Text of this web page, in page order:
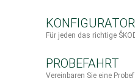
KONFIGURATOR
Für jeden das richtige
PROBEFAHRT
Vereinbaren Sie eine